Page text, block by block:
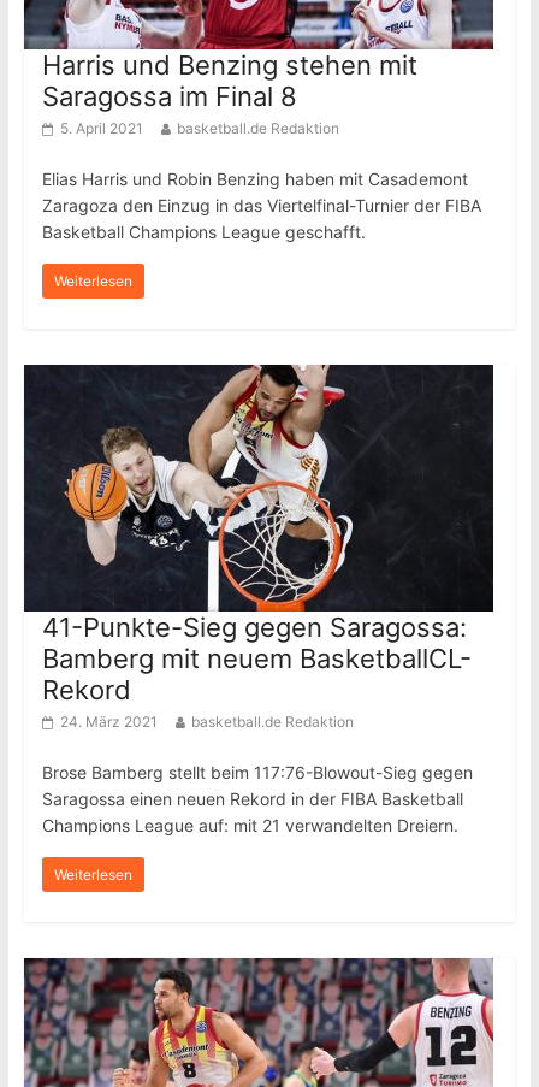
Harris und Benzing stehen mit
Saragossa im Final 8
5. April 2021 basketball.de Redaktion
Elias Harris und Robin Benzing haben mit Casademont
Zaragoza den Einzug in das Viertelfinal-Turnier der FIBA
Basketball Champions League geschafft.
Weiterlesen
41-Punkte-Sieg gegen Saragossa:
Bamberg mit neuem BasketballCL-
Rekord
24. März 2021 basketball.de Redaktion
Brose Bamberg stellt beim 117:76-Blowout-Sieg gegen
Saragossa einen neuen Rekord in der FIBA Basketball
Champions League auf: mit 21 verwandelten Dreiern.
Weiterlesen